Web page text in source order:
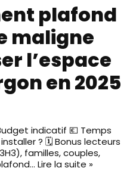
plafond
maligne
l’espace
en 2025
indicatif 💶 Temps
? 🗓️ Bonus lecteurs
familles, couples,
Lire la suite »